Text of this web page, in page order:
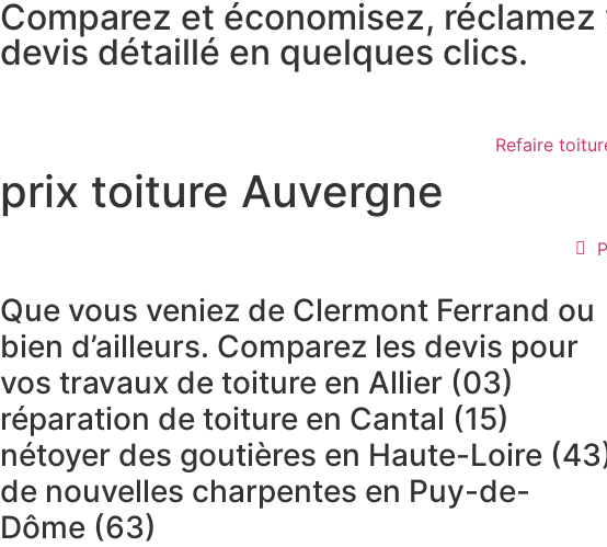
Comparez et économisez, réclamez
devis détaillé en quelques clics.
Refaire
prix toiture Auvergne
Que vous veniez de Clermont Ferrand ou
bien d’ailleurs. Comparez les devis pour
vos travaux de toiture en Allier (03)
réparation de toiture en Cantal (15)
nétoyer des goutières en Haute-Loire
de nouvelles charpentes en Puy-de-
Dôme (63)